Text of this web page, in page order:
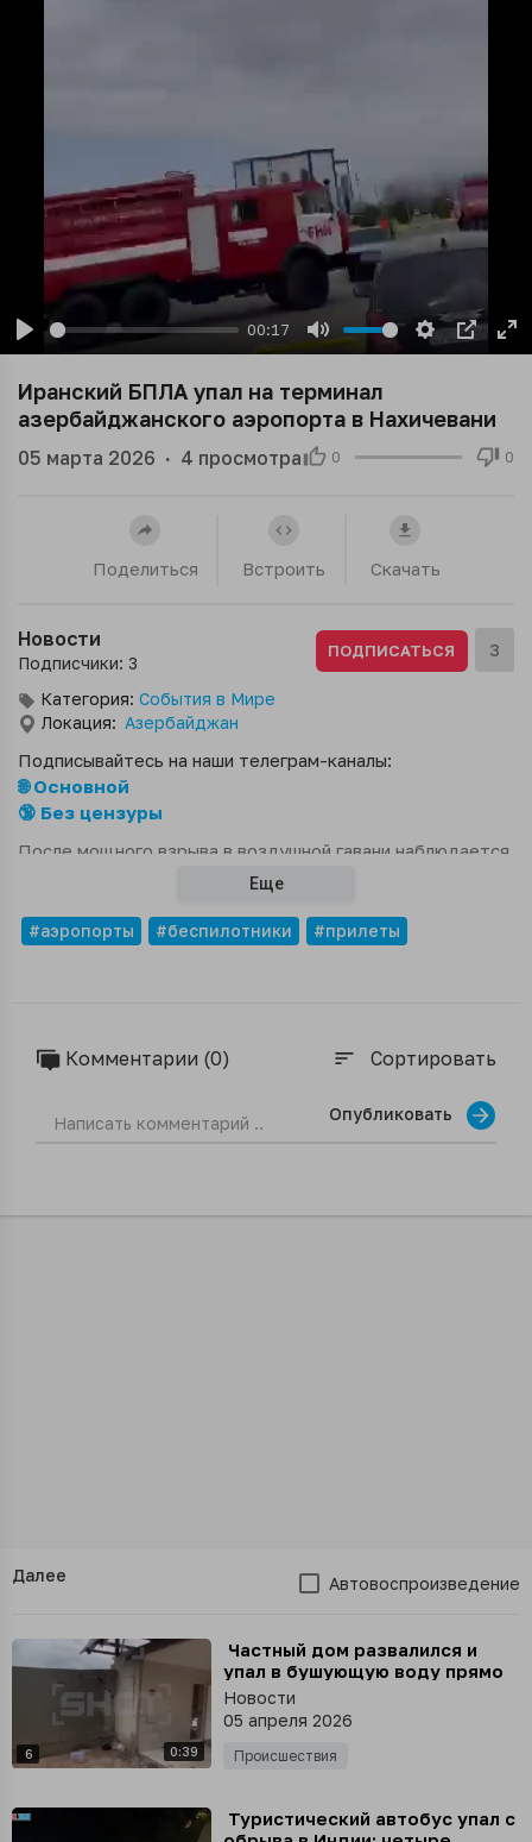
Play
00:17
Mute Settings
PIP
Иранский БПЛА упал на терминал
азербайджанского аэропорта в Нахичевани
0 0
05 марта 2026 · 4 просмотра
Поделиться Встроить Скачать
Новости
Подписчики: 3
ПОДПИСАТЬСЯ 3
Категория: События в Мире
Локация: Азербайджан
Подписывайтесь на наши телеграм-каналы:
🌐 Основной
🔞 Без цензуры
После мощного взрыва в воздушной гавани наблюдается
возгорание. Пострадали 2 человека.Посол Ирана вызван
со взлётно-посадочной зоной. На место прибыли
Еще
#аэропорты #беспилотники #прилеты
Комментарии (0) sort Сортировать
Опубликовать
Далее Автовоспроизведение
6 0:39
⁣ Частный дом развалился и
упал в бушующую воду прямо
на глазах хозяина
Новости
05 апреля 2026
Происшествия
⁣ Туристический автобус упал с